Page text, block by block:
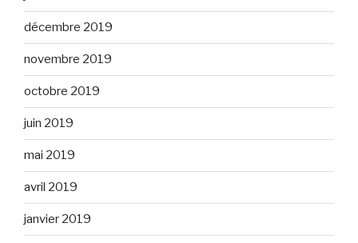
décembre 2019
novembre 2019
octobre 2019
juin 2019
mai 2019
avril 2019
janvier 2019